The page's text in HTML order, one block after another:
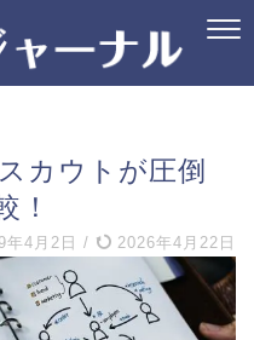
カウトが圧倒
！
年4月2日 / 2026年4月22日